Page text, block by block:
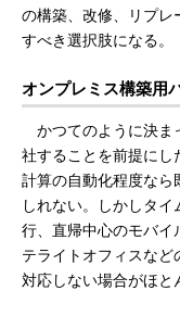
の構築、改修、リプレ
すべき選択肢になる。
オンプレミス構築用
かつてのように決ま
社することを前提にし
計算の自動化程度なら
しれない。しかしタ
行、直帰中心のモバイ
テライトオフィスなど
対応しない場合がほと